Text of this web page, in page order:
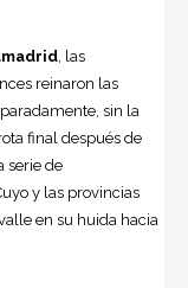
, las
reinaron las
sin la
final después de
serie de
y las provincias
en su huida hacia